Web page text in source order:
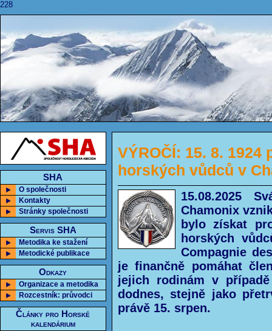
228
SHA
O společnosti
Kontakty
Stránky společnosti
Servis SHA
Metodika ke stažení
Metodické publikace
Odkazy
Organizace a metodika
Rozcestník: průvodci
Články pro Horské
kalendárium
VÝROČÍ: 15. 8.
horských vůdců v
15.08.2025
Chamonix
bylo získat
horských
Compagnie
je finančně pomáhat
jejich rodinám v
dodnes, stejně jako
právě 15. srpen.